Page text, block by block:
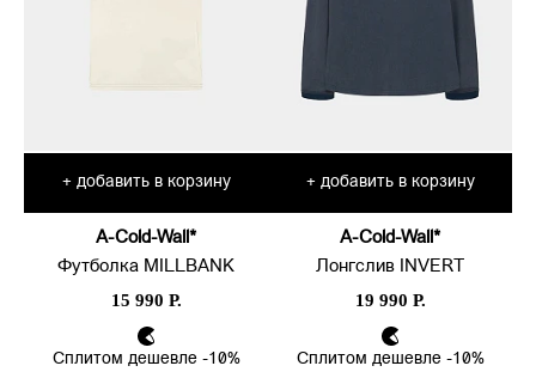
+ добавить в корзину
A-Cold-Wall*
Футболка MILLBANK
15 990 Р.
Сплитом дешевле -10%
+ добавить в корзину
A-Cold-Wall*
Лонгслив INVERT
19 990 Р.
Сплитом дешевле -10%